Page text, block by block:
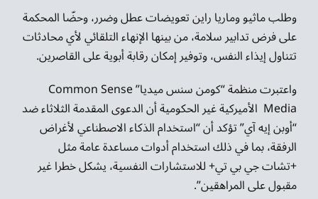
وطلب ماثيو وماريا راين تعويضات عطل وضرر، وحضّا المحكمة
على فرض تدابير سلامة، من بينها الإنهاء التلقائي لأي محادثات
تتناول إيذاء النفس، وتوفير إمكان رقابة أبوية على القاصرين.
واعتبرت منظمة “كومن سنس ميديا” Common Sense
Media الأميركية غير الحكومية أن الدعوى المقدمة الثلاثاء ضد
“أوبن إيه آي” تؤكد أن “استخدام الذكاء الاصطناعي لأغراض
الرفقة، بما في ذلك استخدام أدوات مساعدة عامة مثل
+تشات جي بي تي+ للاستشارات النفسية، يشكل خطرا غير
مقبول على المراهقين”.